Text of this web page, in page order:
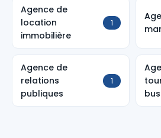
Agence de
location
immobilière
1
Agence de
relations
publiques
1
bus